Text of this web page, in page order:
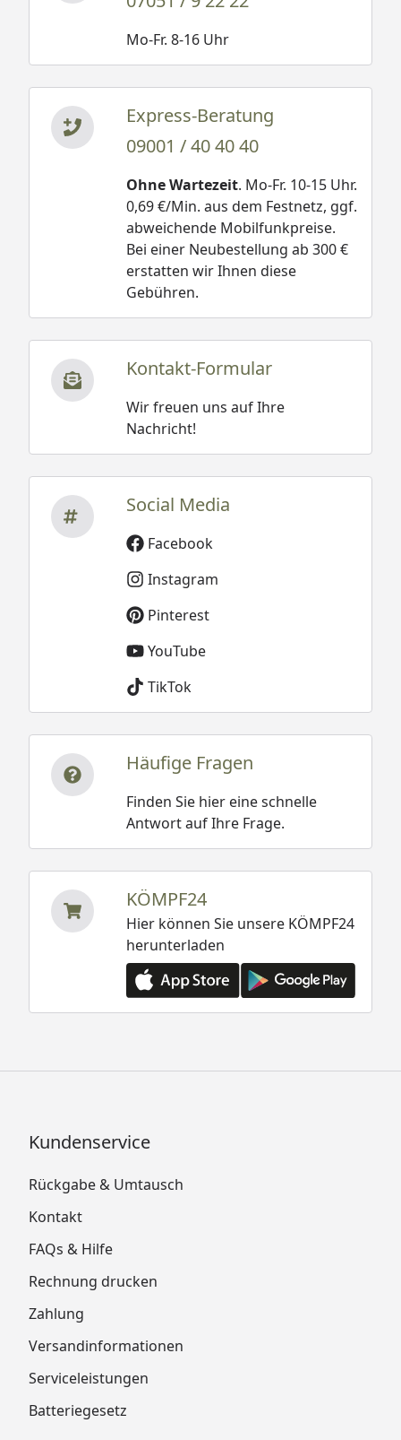
Mo-Fr. 8-16 Uhr
Express-Beratung
09001 / 40 40 40
Ohne Wartezeit. Mo-Fr. 10-15 Uhr.
0,69 €/Min. aus dem Festnetz, ggf.
abweichende Mobilfunkpreise.
Bei einer Neubestellung ab 300 €
erstatten wir Ihnen diese
Gebühren.
Kontakt-Formular
Wir freuen uns auf Ihre
Nachricht!
Social Media
Facebook
Instagram
Pinterest
YouTube
TikTok
Häufige Fragen
Finden Sie hier eine schnelle
Antwort auf Ihre Frage.
KÖMPF24
Hier können Sie unsere KÖMPF24
herunterladen
Kundenservice
Rückgabe & Umtausch
Kontakt
FAQs & Hilfe
Rechnung drucken
Zahlung
Versandinformationen
Serviceleistungen
Batteriegesetz